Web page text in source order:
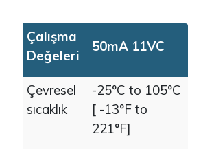
Çalışma
Değeleri
50mA 11VC
Çevresel
sıcaklık
-25°C to 105°C
[ -13°F to
221°F]